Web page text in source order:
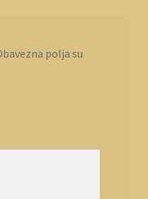
polja su